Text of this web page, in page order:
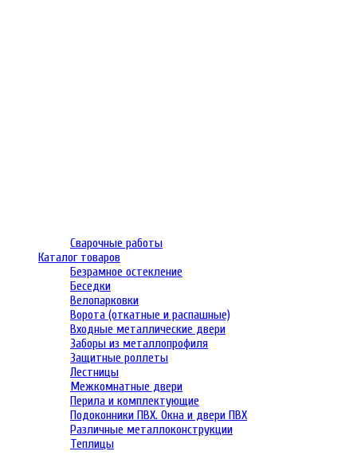
Сварочные работы
Каталог товаров
Безрамное остекление
Беседки
Велопарковки
Ворота (откатные и распашные)
Входные металлические двери
Заборы из металлопрофиля
Защитные роллеты
Лестницы
Межкомнатные двери
Перила и комплектующие
Подоконники ПВХ. Окна и двери ПВХ
Различные металлоконструкции
Теплицы